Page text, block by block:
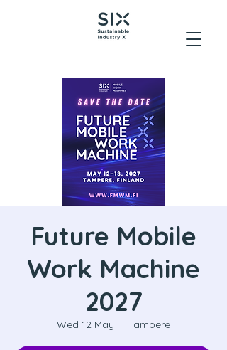
Future Mobile
Work Machine
2027
Wed 12 May
  |
Tampere